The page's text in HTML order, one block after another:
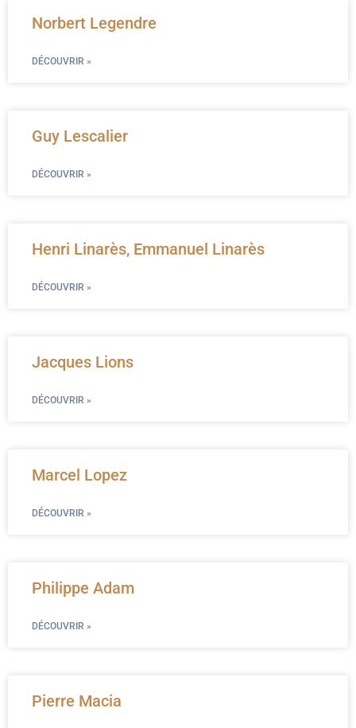
Norbert Legendre
DÉCOUVRIR »
Guy Lescalier
DÉCOUVRIR »
Henri Linarès, Emmanuel Linarès
DÉCOUVRIR »
Jacques Lions
DÉCOUVRIR »
Marcel Lopez
DÉCOUVRIR »
Philippe Adam
DÉCOUVRIR »
Pierre Macia